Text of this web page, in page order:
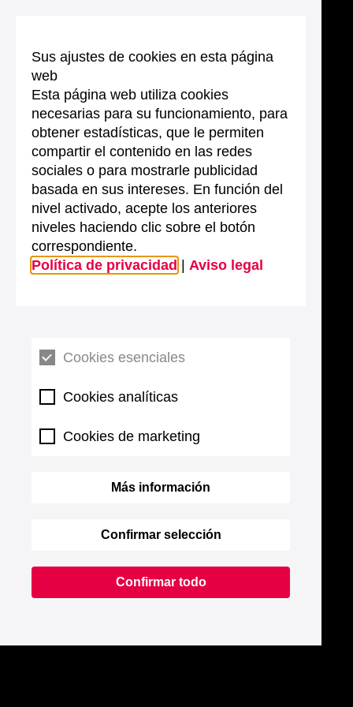
Sus ajustes de cookies en esta página
web
Esta página web utiliza cookies
necesarias para su funcionamiento, para
obtener estadísticas, que le permiten
compartir el contenido en las redes
sociales o para mostrarle publicidad
basada en sus intereses. En función del
nivel activado, acepte los anteriores
niveles haciendo clic sobre el botón
correspondiente.
Política de privacidad
Aviso legal
Cookies esenciales
Cookies analíticas
Cookies de marketing
Más información
Confirmar selección
Confirmar todo